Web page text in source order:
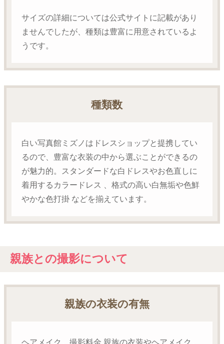
サイズの詳細については公式サイトに記載があり
ませんでしたが、種類は豊富に用意されているよ
うです。
種類数
白い写真館ミズノはドレスショップと提携してい
るので、豊富な衣装の中から選ぶことができるの
が魅力的。スタンダードな白ドレスやお色直しに
着用するカラードレス 、格式の高い白無垢や色鮮
やかな色打掛 などを揃えています。
親族との撮影について
親族の衣装の有無
ヘアメイク、撮影料金 親族の衣装やヘアメイク、